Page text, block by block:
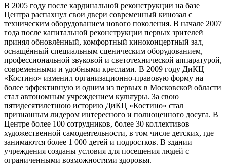
В 2005 году после кардинальной реконструкции на базе
Центра распахнул свои двери современный кинозал с
техническим оборудованием нового поколения. В начале 2007
года после капитальной реконструкции первых зрителей
принял обновлённый, комфортный киноконцертный зал,
оснащённый специальным сценическим оборудованием,
профессиональной звуковой и светотехнической аппаратурой,
современными и удобными креслами. В 2009 году ДиКЦ
«Костино» изменил организационно-правовую форму на
более эффективную и одним из первых в Московской области
стал автономным учреждением культуры. За свою
пятидесятилетнюю историю ДиКЦ «Костино» стал
признанным лидером интересного и полноценного досуга. В
Центре более 100 сотрудников, более 30 коллективов
художественной самодеятельности, в том числе детских, где
занимаются более 1 000 детей и подростков. В здании
учреждения созданы условия для посещения людей с
ограниченными возможностями здоровья.